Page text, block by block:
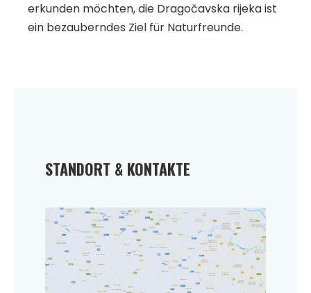
erkunden möchten, die Dragočavska rijeka ist
ein bezauberndes Ziel für Naturfreunde.
STANDORT & KONTAKTE